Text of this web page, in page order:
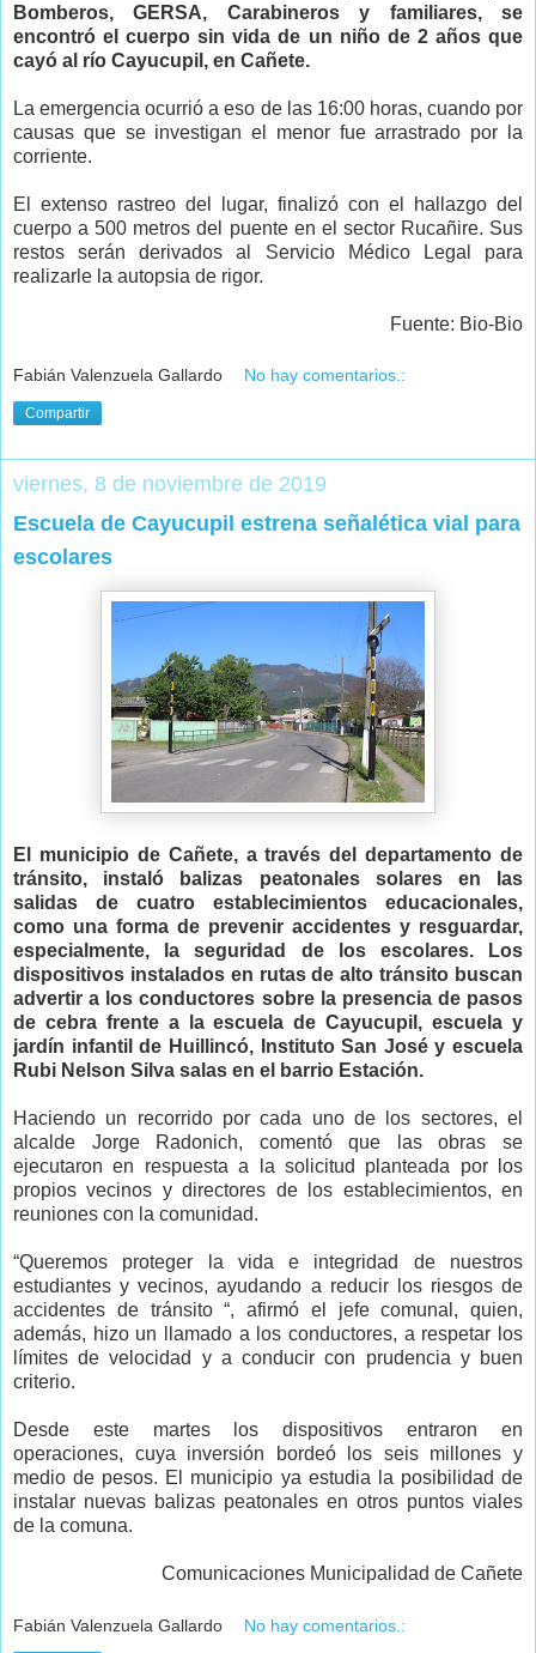
Bomberos, GERSA, Carabineros y familiares, se
encontró el cuerpo sin vida de un niño de 2 años que
cayó al río Cayucupil, en Cañete.
La emergencia ocurrió a eso de las 16:00 horas, cuando por
causas que se investigan el menor fue arrastrado por la
corriente.
El extenso rastreo del lugar, finalizó con el hallazgo del
cuerpo a 500 metros del puente en el sector Rucañire. Sus
restos serán derivados al Servicio Médico Legal para
realizarle la autopsia de rigor.
Fuente: Bio-Bio
Fabián Valenzuela Gallardo No hay comentarios.:
Compartir
viernes, 8 de noviembre de 2019
Escuela de Cayucupil estrena señalética vial para
escolares
El municipio de Cañete, a través del departamento de
tránsito, instaló balizas peatonales solares en las
salidas de cuatro establecimientos educacionales,
como una forma de prevenir accidentes y resguardar,
especialmente, la seguridad de los escolares. Los
dispositivos instalados en rutas de alto tránsito buscan
advertir a los conductores sobre la presencia de pasos
de cebra frente a la escuela de Cayucupil, escuela y
jardín infantil de Huillincó, Instituto San José y escuela
Rubi Nelson Silva salas en el barrio Estación.
Haciendo un recorrido por cada uno de los sectores, el
alcalde Jorge Radonich, comentó que las obras se
ejecutaron en respuesta a la solicitud planteada por los
propios vecinos y directores de los establecimientos, en
reuniones con la comunidad.
“Queremos proteger la vida e integridad de nuestros
estudiantes y vecinos, ayudando a reducir los riesgos de
accidentes de tránsito “, afirmó el jefe comunal, quien,
además, hizo un llamado a los conductores, a respetar los
límites de velocidad y a conducir con prudencia y buen
criterio.
Desde este martes los dispositivos entraron en
operaciones, cuya inversión bordeó los seis millones y
medio de pesos. El municipio ya estudia la posibilidad de
instalar nuevas balizas peatonales en otros puntos viales
de la comuna.
Comunicaciones Municipalidad de Cañete
Fabián Valenzuela Gallardo No hay comentarios.: